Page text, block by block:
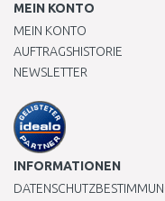
MEIN KONTO
MEIN KONTO
AUFTRAGSHISTORIE
NEWSLETTER
INFORMATIONEN